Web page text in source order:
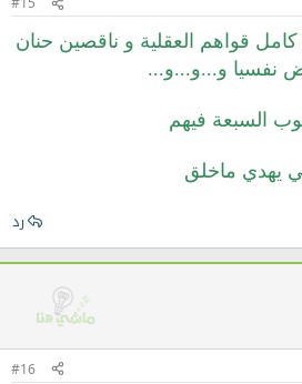
قواهم العقلية و ناقصين حنان
نفسيا و...و...و...
السبعة فيهم
يهدي ماخلق
رد
#16